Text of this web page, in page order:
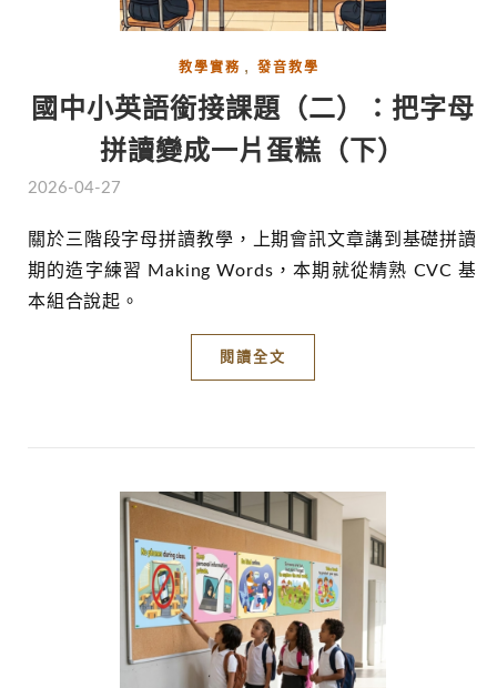
教學實務 , 發音教學
國中小英語銜接課題（二）：把字母
拼讀變成一片蛋糕（下）
2026-04-27
關於三階段字母拼讀教學，上期會訊文章講到基礎拼讀
期的造字練習 Making Words，本期就從精熟 CVC 基
本組合說起。
閱讀全文